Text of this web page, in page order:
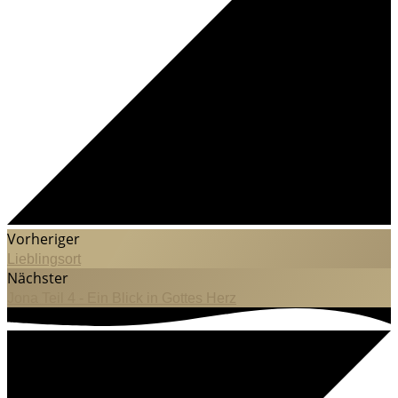
Vorheriger
Lieblingsort
Nächster
Jona Teil 4 - Ein Blick in Gottes Herz